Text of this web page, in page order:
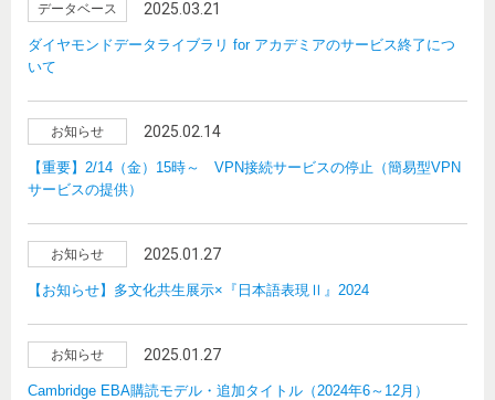
データベース 2025.03.21
ダイヤモンドデータライブラリ for アカデミアのサービス終了につ
いて
お知らせ 2025.02.14
【重要】2/14（金）15時～ VPN接続サービスの停止（簡易型VPN
サービスの提供）
お知らせ 2025.01.27
【お知らせ】多文化共生展示×『日本語表現Ⅱ』2024
お知らせ 2025.01.27
Cambridge EBA購読モデル・追加タイトル（2024年6～12月）